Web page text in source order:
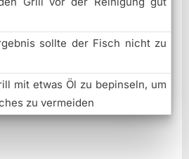
sollte der Fisch nicht zu
mit etwas Öl zu bepinseln, um
zu vermeiden